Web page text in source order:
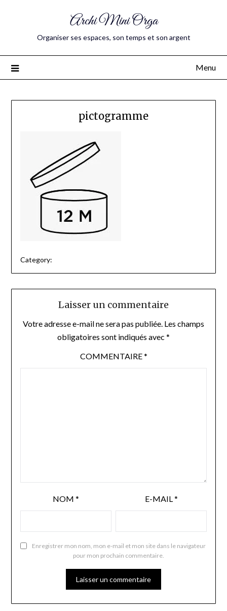
Archi Mini Orga
Organiser ses espaces, son temps et son argent
Menu
pictogramme
Category:
Laisser un commentaire
Votre adresse e-mail ne sera pas publiée. Les champs
obligatoires sont indiqués avec *
COMMENTAIRE*
NOM * E-MAIL*
Enregistrer mon nom, mon e-mail et mon site dans le navigateur
pour mon prochain commentaire.